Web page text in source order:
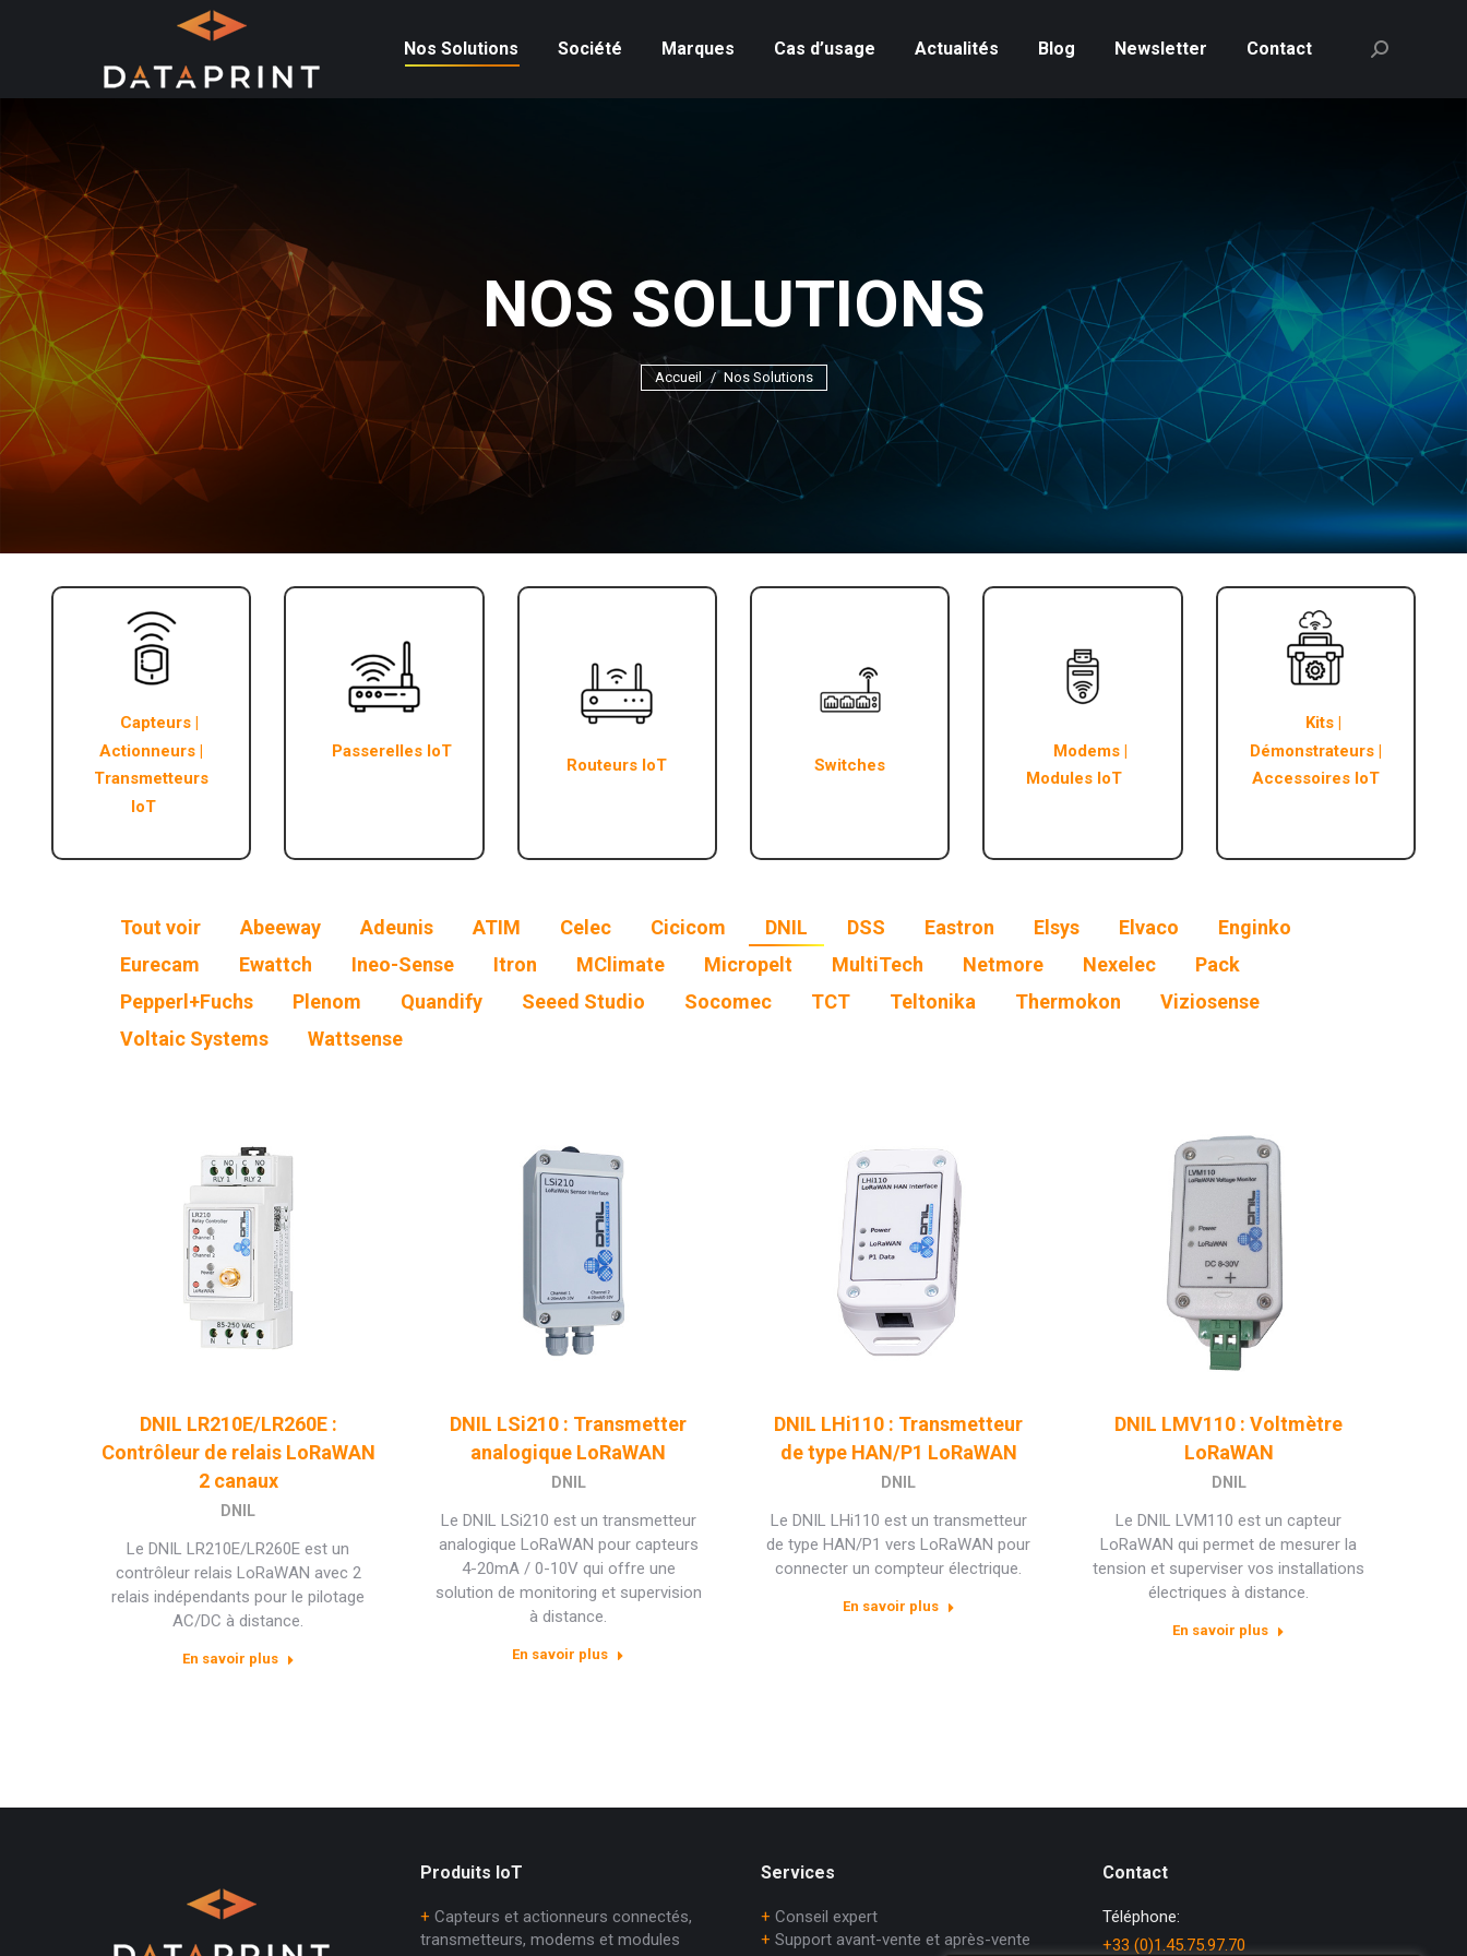
Nos Solutions Société Marques Cas d’usage Actualités Blog Newsletter Contact
Recherche
NOS SOLUTIONS
Vous êtes ici :
Accueil Nos Solutions
Capteurs |
Actionneurs |
Transmetteurs
IoT
Passerelles IoT
Routeurs IoT Switches
Modems |
Modules IoT
Kits |
Démonstrateurs |
Accessoires IoT
Tout voir Abeeway Adeunis ATIM Celec Cicicom DNIL DSS Eastron Elsys Elvaco
Enginko
Eurecam
Ewattch Ineo-Sense Itron MClimate Micropelt MultiTech Netmore Nexelec
Pack
Pepperl+Fuchs
Plenom Quandify Seeed Studio Socomec TCT Teltonika Thermokon
Viziosense
Voltaic Systems
Wattsense
DNIL LR210E/LR260E :
Contrôleur de relais LoRaWAN
2 canaux
DNIL
Le DNIL LR210E/LR260E est un
contrôleur relais LoRaWAN avec 2
relais indépendants pour le pilotage
AC/DC à distance.
En savoir plus
DNIL LSi210 : Transmetter
analogique LoRaWAN
DNIL
Le DNIL LSi210 est un transmetteur
analogique LoRaWAN pour capteurs
4-20mA / 0-10V qui offre une
solution de monitoring et supervision
à distance.
En savoir plus
DNIL LHi110 : Transmetteur
de type HAN/P1 LoRaWAN
DNIL
Le DNIL LHi110 est un transmetteur
de type HAN/P1 vers LoRaWAN pour
connecter un compteur électrique.
En savoir plus
DNIL LMV110 : Voltmètre
LoRaWAN
DNIL
Le DNIL LVM110 est un capteur
LoRaWAN qui permet de mesurer la
tension et superviser vos installations
électriques à distance.
En savoir plus
Produits IoT
+ Capteurs et actionneurs connectés,
transmetteurs, modems et modules
Services
+ Conseil expert
+ Support avant-vente et après-vente
Contact
Téléphone:
+33 (0)1.45.75.97.70